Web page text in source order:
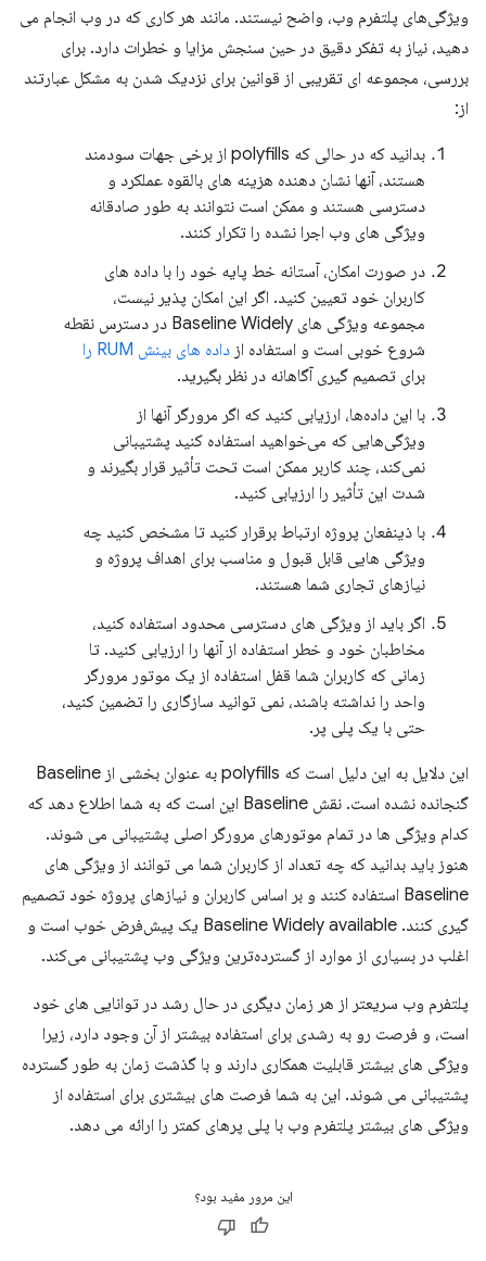
ویژگی‌های پلتفرم وب، واضح نیستند. مانند هر کاری که در وب انجام می
دهید، نیاز به تفکر دقیق در حین سنجش مزایا و خطرات دارد. برای
بررسی، مجموعه ای تقریبی از قوانین برای نزدیک شدن به مشکل عبارتند
از:
بدانید که در حالی که polyfills از برخی جهات سودمند
هستند، آنها نشان دهنده هزینه های بالقوه عملکرد و
دسترسی هستند و ممکن است نتوانند به طور صادقانه
ویژگی های وب اجرا نشده را تکرار کنند.
در صورت امکان، آستانه خط پایه خود را با داده های
کاربران خود تعیین کنید. اگر این امکان پذیر نیست،
مجموعه ویژگی های Baseline Widely در دسترس نقطه
شروع خوبی است و استفاده از داده های بینش RUM را
برای تصمیم گیری آگاهانه در نظر بگیرید.
با این داده‌ها، ارزیابی کنید که اگر مرورگر آنها از
ویژگی‌هایی که می‌خواهید استفاده کنید پشتیبانی
نمی‌کند، چند کاربر ممکن است تحت تأثیر قرار بگیرند و
شدت این تأثیر را ارزیابی کنید.
با ذینفعان پروژه ارتباط برقرار کنید تا مشخص کنید چه
ویژگی هایی قابل قبول و مناسب برای اهداف پروژه و
نیازهای تجاری شما هستند.
اگر باید از ویژگی های دسترسی محدود استفاده کنید،
مخاطبان خود و خطر استفاده از آنها را ارزیابی کنید. تا
زمانی که کاربران شما قفل استفاده از یک موتور مرورگر
واحد را نداشته باشند، نمی توانید سازگاری را تضمین کنید،
حتی با یک پلی پر.
این دلایل به این دلیل است که polyfills به عنوان بخشی از Baseline
گنجانده نشده است. نقش Baseline این است که به شما اطلاع دهد که
کدام ویژگی ها در تمام موتورهای مرورگر اصلی پشتیبانی می شوند.
هنوز باید بدانید که چه تعداد از کاربران شما می توانند از ویژگی های
Baseline استفاده کنند و بر اساس کاربران و نیازهای پروژه خود تصمیم
گیری کنند. Baseline Widely available یک پیش‌فرض خوب است و
اغلب در بسیاری از موارد از گسترده‌ترین ویژگی وب پشتیبانی می‌کند.
پلتفرم وب سریعتر از هر زمان دیگری در حال رشد در توانایی های خود
است، و فرصت رو به رشدی برای استفاده بیشتر از آن وجود دارد، زیرا
ویژگی های بیشتر قابلیت همکاری دارند و با گذشت زمان به طور گسترده
پشتیبانی می شوند. این به شما فرصت های بیشتری برای استفاده از
ویژگی های بیشتر پلتفرم وب با پلی پرهای کمتر را ارائه می دهد.
این مرور مفید بود؟